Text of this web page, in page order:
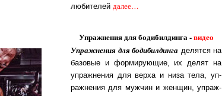
лю­би­те­лей да­лее…
Упражнения для бодибилдинга-видео
Упражнения для бо­ди­бил­дин­га де­лят­ся на
ба­зо­вые и фор­ми­ру­ю­щие, их де­лят на
уп­раж­не­ния для вер­ха и ни­за те­ла, уп­
раж­не­ния для муж­чин и жен­щин, уп­раж­